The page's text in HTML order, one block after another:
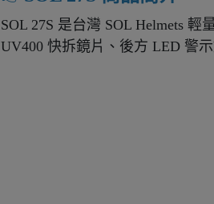
SOL 27S 是台灣 SOL Helmets
UV400 快拆鏡片、後方 LED 警